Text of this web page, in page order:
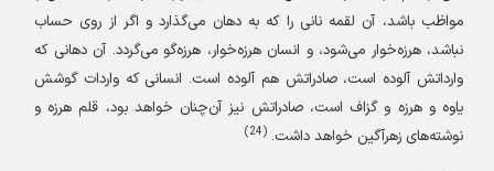
مواظب باشد، آن لقمه نانی را که به دهان می‌گذارد و اگر از روی حساب
نباشد، هرزه‌خوار می‌شود، و انسان هرزه‌خوار، هرزه‌گو می‌گردد. آن دهانی که
وارداتش آلوده است، صادراتش هم آلوده است. انسانی که واردات گوشش
یاوه و هرزه و گزاف است، صادراتش نیز آن‌چنان خواهد بود، قلم هرزه و
نوشته‌های زهرآگین خواهد داشت. (24)